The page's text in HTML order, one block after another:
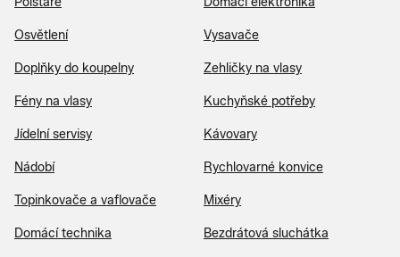
Osvětlení Vysavače
Doplňky do koupelny Zehličky na vlasy
Fény na vlasy Kuchyňské potřeby
Jídelní servisy Kávovary
Nádobí Rychlovarné konvice
Topinkovače a vaflovače Mixéry
Domácí technika Bezdrátová sluchátka